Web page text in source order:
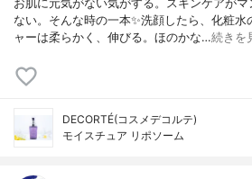
お肌に元気がない気がする。スキンケアが
ない。そんな時の一本✨洗顔したら、化粧
ャーは柔らかく、伸びる。ほのかな…続きを
DECORTÉ(コスメデコルテ)
モイスチュア リポソーム